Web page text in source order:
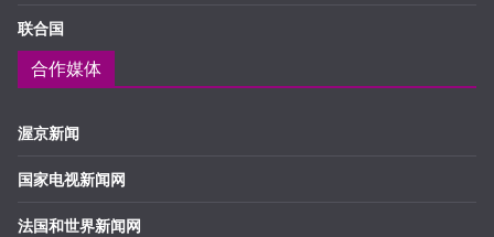
联合国
合作媒体
渥京新闻
国家电视新闻网
法国和世界新闻网